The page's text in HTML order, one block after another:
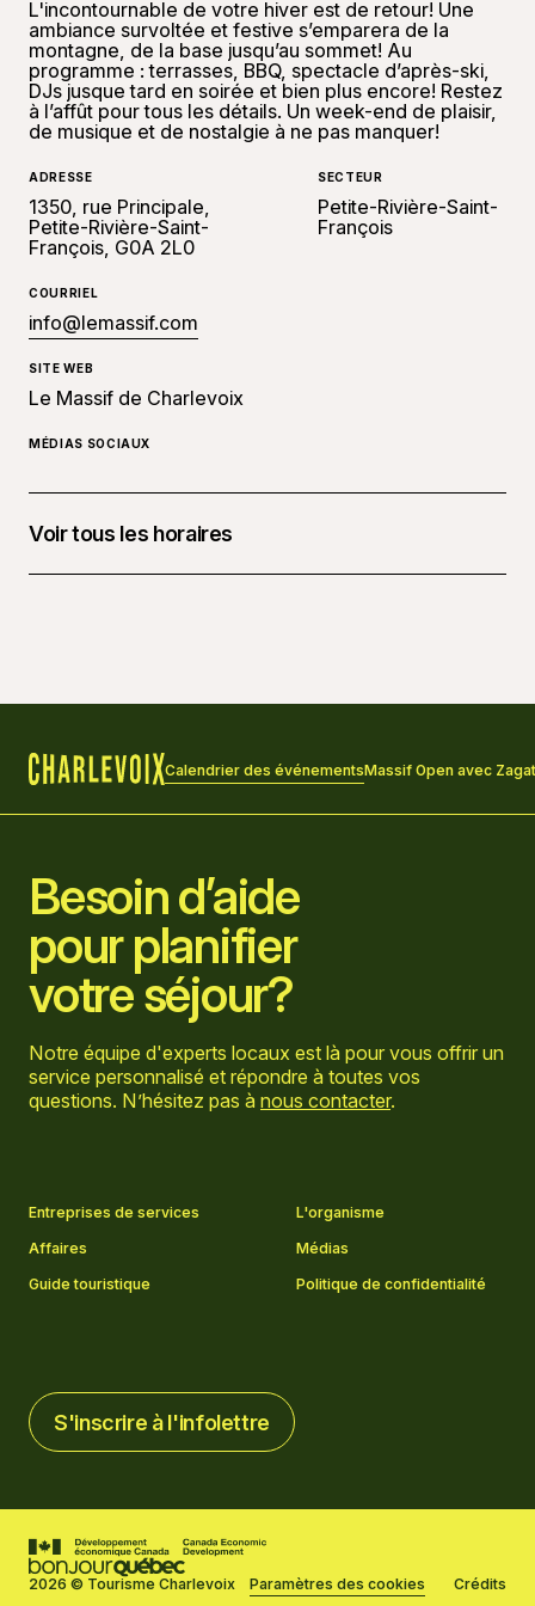
L'incontournable de votre hiver est de retour! Une
ambiance survoltée et festive s’emparera de la
montagne, de la base jusqu’au sommet! Au
programme : terrasses, BBQ, spectacle d’après-ski,
DJs jusque tard en soirée et bien plus encore! Restez
à l’affût pour tous les détails. Un week-end de plaisir,
de musique et de nostalgie à ne pas manquer!
ADRESSE
1350, rue Principale,
Petite-Rivière-Saint-
François, G0A 2L0
SECTEUR
Petite-Rivière-Saint-
François
COURRIEL
info@lemassif.com
SITE WEB
Le Massif de Charlevoix
MÉDIAS SOCIAUX
Voir tous les horaires
Calendrier des événementsMassif Open avec
Besoin d’aide
pour planifier
votre séjour?
Notre équipe d'experts locaux est là pour vous offrir un
service personnalisé et répondre à toutes vos
questions. N’hésitez pas à nous contacter.
Entreprises de services
L'organisme
Affaires
Médias
Guide touristique
Politique de confidentialité
S'inscrire à l'infolettre
S'inscrire à l'infolettre
2026 © Tourisme Charlevoix Paramètres des cookies Crédits